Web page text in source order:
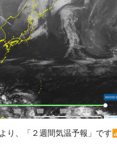
、「２週間気温予報」です